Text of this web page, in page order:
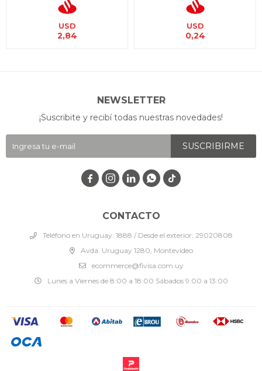
USD
2,84
USD
0,24
CONTACTO
Teléfono en Uruguay: 1888 / Desde el exterior: 29020808
Avda. Uruguay 1280, Montevideo
ecommerce@fivisa.com.uy
Lunes a Viernes de 8:00 a 18:00 Sábados 9:00 a 13:00
NEWSLETTER
¡Suscribite y recibí todas nuestras novedades!
SUSCRIBIRME
   